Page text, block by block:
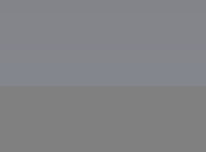
und ein Spaziergang